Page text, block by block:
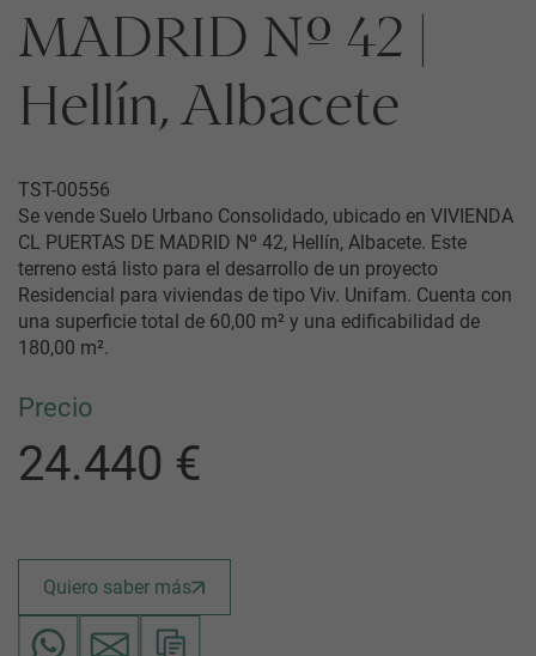
MADRID Nº 42 |
Hellín, Albacete
TST-00556
Se vende Suelo Urbano Consolidado, ubicado en VIVIENDA
CL PUERTAS DE MADRID Nº 42, Hellín, Albacete. Este
terreno está listo para el desarrollo de un proyecto
Residencial para viviendas de tipo Viv. Unifam. Cuenta con
una superficie total de 60,00 m² y una edificabilidad de
180,00 m².
Precio
24.440 €
Quiero saber más